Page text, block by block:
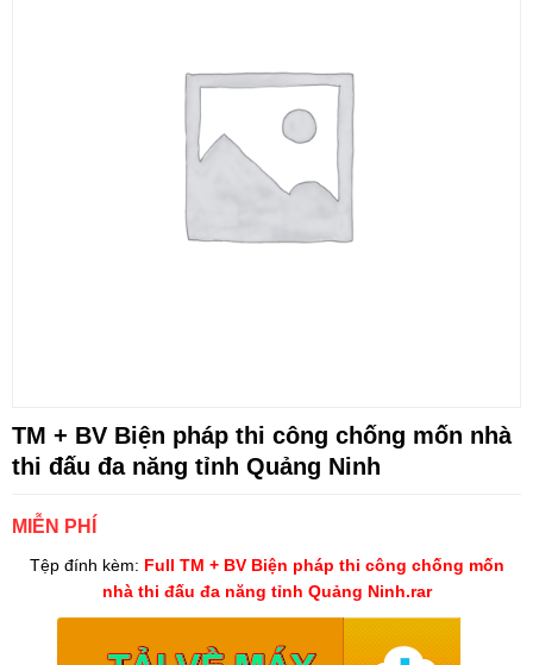
TM + BV Biện pháp thi công chống mốn nhà
thi đấu đa năng tỉnh Quảng Ninh
MIỄN PHÍ
Tệp đính kèm: Full TM + BV Biện pháp thi công chống mốn
nhà thi đấu đa năng tỉnh Quảng Ninh.rar